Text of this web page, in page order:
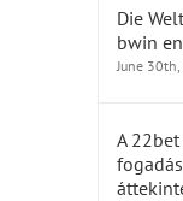
Die
bwin
June
A